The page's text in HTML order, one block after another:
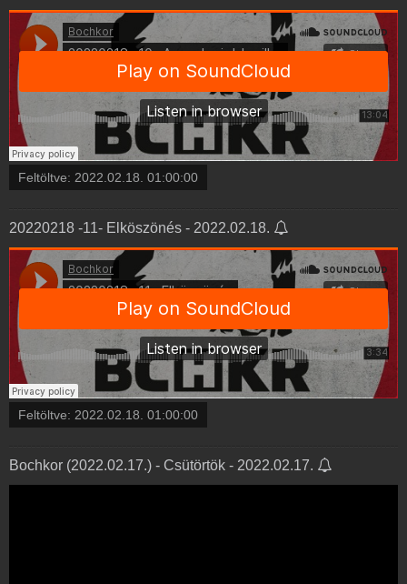
Feltöltve: 2022.02.18. 01:00:00
20220218 -11- Elköszönés - 2022.02.18.
Feltöltve: 2022.02.18. 01:00:00
Bochkor (2022.02.17.) - Csütörtök - 2022.02.17.